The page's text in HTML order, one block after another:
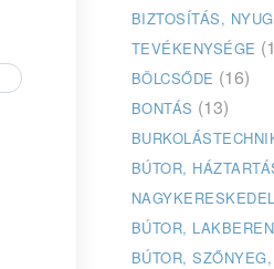
BIZTOSÍTÁS,
TEVÉKENYSÉGE
BÖLCSŐDE (16)
BONTÁS (13)
BÚTOR,
BÚTOR,
BÚTOR,